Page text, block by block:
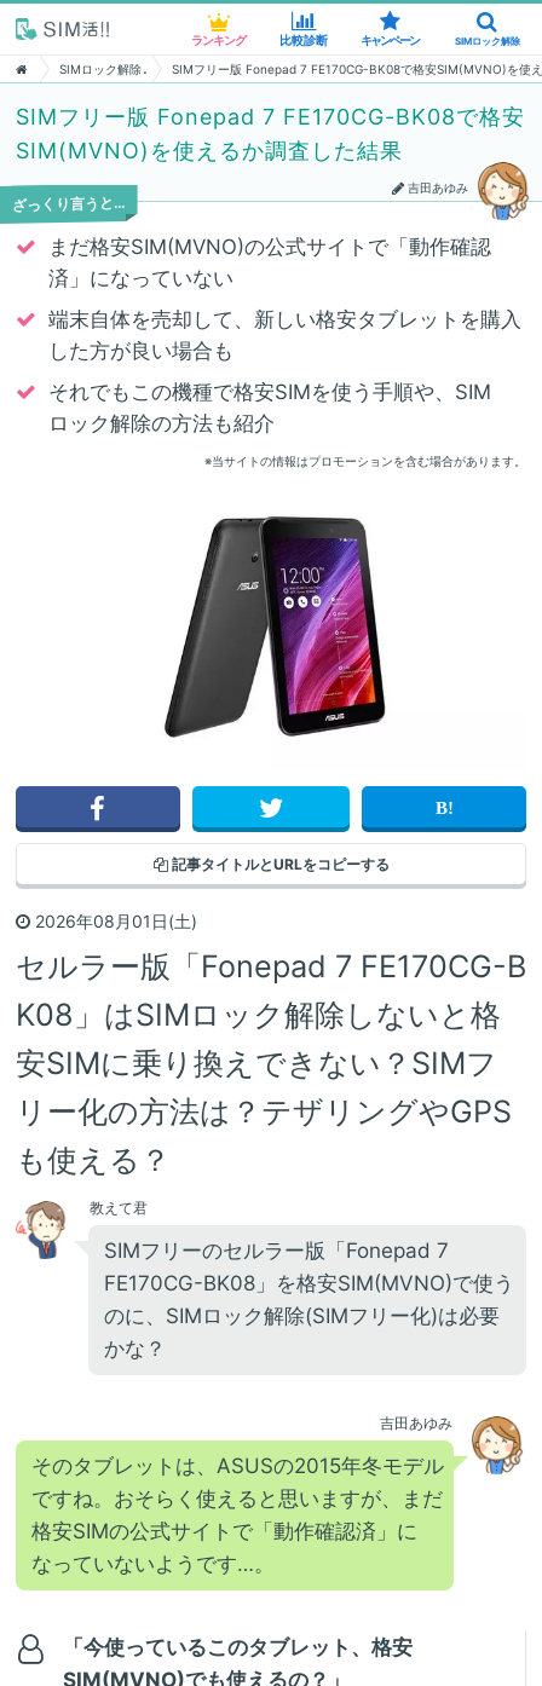
ランキング 比較診断 キャンペーン SIMロック解除
SIMロック解除 SIMフリー版 Fonepad 7 FE170CG-BK08で格安SIM(MVNO)を使
SIMフリー版 Fonepad 7 FE170CG-BK08で格安
SIM(MVNO)を使えるか調査した結果
吉田あゆみ
ざっくり言うと…
まだ格安SIM(MVNO)の公式サイトで「動作確認
済」になっていない
端末自体を売却して、新しい格安タブレットを購入
した方が良い場合も
それでもこの機種で格安SIMを使う手順や、SIM
ロック解除の方法も紹介
※当サイトの情報はプロモーションを含む場合があります。
記事タイトルとURLをコピーする
2026年08月01日(土)
セルラー版「Fonepad 7 FE170CG-B
K08」はSIMロック解除しないと格
安SIMに乗り換えできない？SIMフ
リー化の方法は？テザリングやGPS
も使える？
教えて君
SIMフリーのセルラー版「Fonepad 7
FE170CG-BK08」を格安SIM(MVNO)で使う
のに、SIMロック解除(SIMフリー化)は必要
かな？
吉田あゆみ
そのタブレットは、ASUSの2015年冬モデル
ですね。おそらく使えると思いますが、まだ
格安SIMの公式サイトで「動作確認済」に
なっていないようです…。
「今使っているこのタブレット、格安
SIM(MVNO)でも使えるの？」
ランキング 比較診断 キャンペーン SIMロック解除